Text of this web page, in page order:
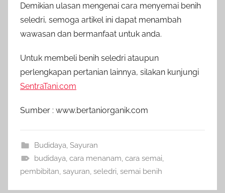
Demikian ulasan mengenai cara menyemai benih
seledri, semoga artikel ini dapat menambah
wawasan dan bermanfaat untuk anda.
Untuk membeli benih seledri ataupun
perlengkapan pertanian lainnya, silakan kunjungi
SentraTani.com
Sumber : www.bertaniorganik.com
Budidaya Sayuran
budidaya cara menanam cara semai
pembibitan sayuran seledri semai benih